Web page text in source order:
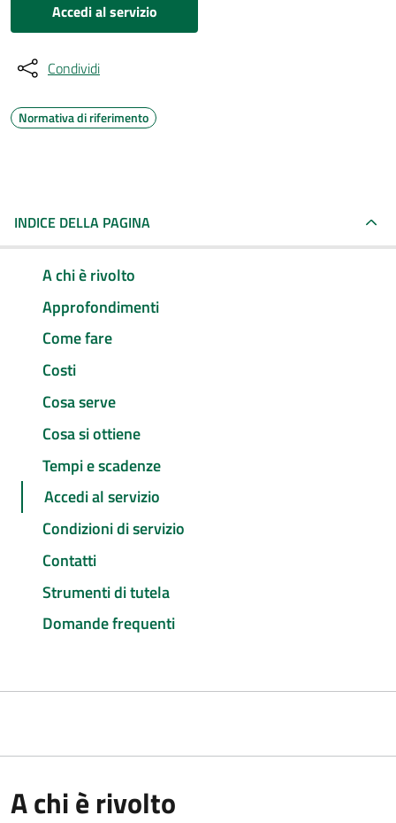
Accedi al servizio
Condividi
Normativa di riferimento
INDICE DELLA PAGINA
A chi è rivolto
Approfondimenti
Come fare
Costi
Cosa serve
Cosa si ottiene
Tempi e scadenze
Accedi al servizio
Condizioni di servizio
Contatti
Strumenti di tutela
Domande frequenti
A chi è rivolto